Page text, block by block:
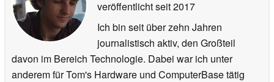
veröffentlichtseit 2017
Ich bin seit über zehn Jahren
journalistisch aktiv, den Großteil
davon im Bereich Technologie. Dabei war ich unter
anderem für Tom's Hardware und ComputerBase tätig